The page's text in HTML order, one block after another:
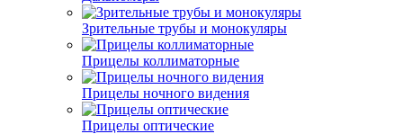
Зрительные трубы и монокуляры
Прицелы коллиматорные
Прицелы ночного видения
Прицелы оптические